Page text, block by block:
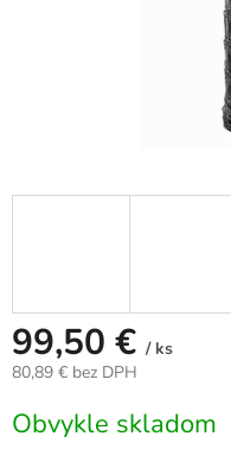
99,50 € / ks
80,89 € bez DPH
cena:
Obvykle skladom